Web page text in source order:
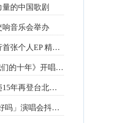
的中国歌剧
响音乐会举办
虞书欣生日当天发行首张个人EP 精心制作诚意满满
港台麋先生《WE 我们的十年》开唱最后倒数 惊喜释出10周年纪念单曲宠粉
文艺天后刘若英睽违15年再登台北跨年 飙金嗓演唱经典招牌歌掀回忆杀
官宣！张杰「未·你好吗」演唱会抖音治愈开唱